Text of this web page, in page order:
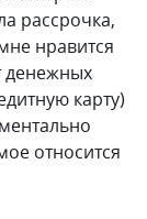
рассрочка,
нравится
денежных
карту)
относится